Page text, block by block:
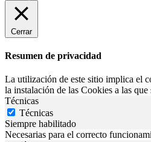
Cerrar
Resumen de privacidad
La utilización de este sitio implica el
la instalación de las Cookies a las que
Técnicas
Técnicas
Siempre habilitado
Necesarias para el correcto